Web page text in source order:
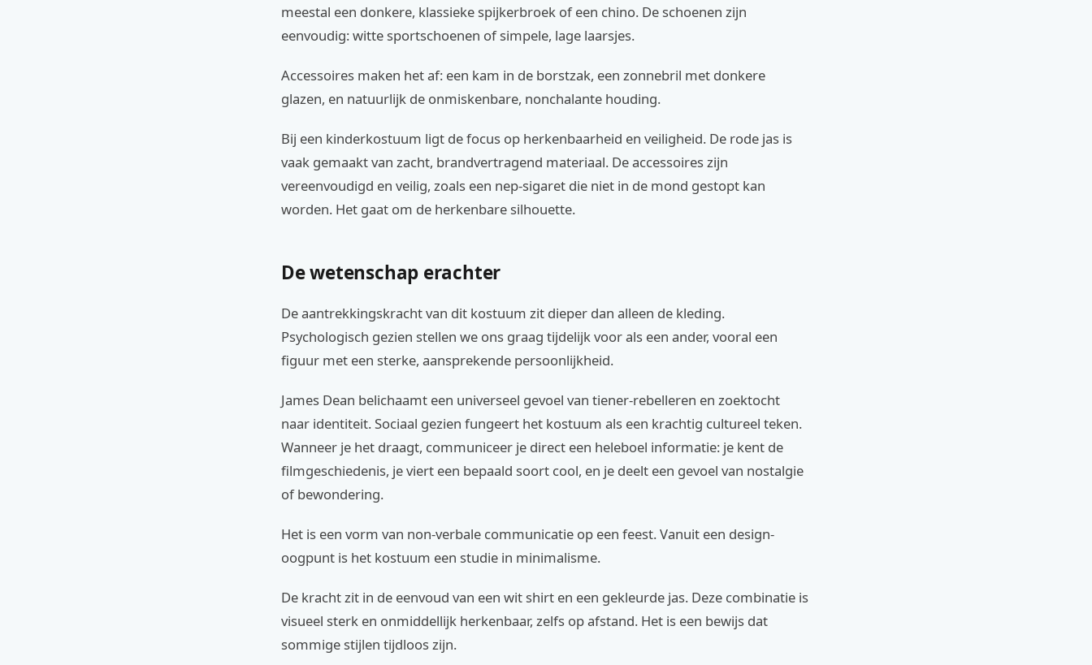
meestal een donkere, klassieke spijkerbroek of een chino. De schoenen zijn
eenvoudig: witte sportschoenen of simpele, lage laarsjes.
Accessoires maken het af: een kam in de borstzak, een zonnebril met donkere
glazen, en natuurlijk de onmiskenbare, nonchalante houding.
Bij een kinderkostuum ligt de focus op herkenbaarheid en veiligheid. De rode jas is
vaak gemaakt van zacht, brandvertragend materiaal. De accessoires zijn
vereenvoudigd en veilig, zoals een nep-sigaret die niet in de mond gestopt kan
worden. Het gaat om de herkenbare silhouette.
De wetenschap erachter
De aantrekkingskracht van dit kostuum zit dieper dan alleen de kleding.
Psychologisch gezien stellen we ons graag tijdelijk voor als een ander, vooral een
figuur met een sterke, aansprekende persoonlijkheid.
James Dean belichaamt een universeel gevoel van tiener-rebelleren en zoektocht
naar identiteit. Sociaal gezien fungeert het kostuum als een krachtig cultureel teken.
Wanneer je het draagt, communiceer je direct een heleboel informatie: je kent de
filmgeschiedenis, je viert een bepaald soort cool, en je deelt een gevoel van nostalgie
of bewondering.
Het is een vorm van non-verbale communicatie op een feest. Vanuit een design-
oogpunt is het kostuum een studie in minimalisme.
De kracht zit in de eenvoud van een wit shirt en een gekleurde jas. Deze combinatie is
visueel sterk en onmiddellijk herkenbaar, zelfs op afstand. Het is een bewijs dat
sommige stijlen tijdloos zijn.